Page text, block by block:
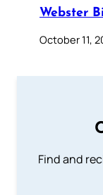
Webster
October 11,
Find and